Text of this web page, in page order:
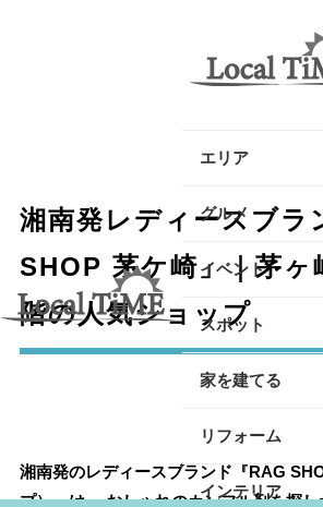
エリア
逗子・葉山・
鎌倉・大船エ
藤沢・辻堂・
ア
茅ヶ崎・寒川
平塚エリア
大磯・二宮エ
グルメ
イベント
スポット
家を建てる
リフォーム
インテリア
湘南発レディースブラ
SHOP 茅ケ崎」｜茅ヶ
階の人気ショップ
湘南発のレディースブランド『RAG
プ）』は、 おしゃれのカンフル剤を探